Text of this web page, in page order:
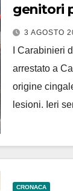
genitori
3 AGOSTO
I Carabinieri
arrestato a
origine
lesioni. Ieri
CRONACA